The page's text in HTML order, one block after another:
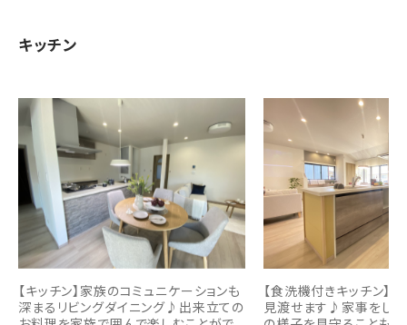
キッチン
【キッチン】家族のコミュニケーションも
深まるリビングダイニング♪出来立ての
【食洗機付きキッチン】
見渡せます♪家事をしな